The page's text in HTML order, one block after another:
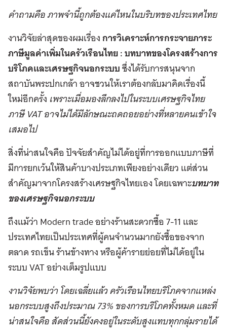
คำถามคือ ภาพจำนี้ถูกต้องแค่ไหนในบริบทของประเทศไทย
งานวิจัยล่าสุดของผมเรื่องการวิเคราะห์การกระจายภาระ
ภาษีมูลค่าเพิ่มในครัวเรือนไทย : บทบาทของโครงสร้างการ
บริโภคและเศรษฐกิจนอกระบบซึ่งได้รับการสนุนจาก
สถาบันพระปกเกล้า อาจชวนให้เราต้องกลับมาคิดเรื่องนี้
ใหม่อีกครั้ง เพราะเมื่อมองลึกลงไปในระบบเศรษฐกิจไทย
ภาษี VAT อาจไม่ได้มีลักษณะถดถอยอย่างที่หลายคนเข้าใจ
เสมอไป
สิ่งที่น่าสนใจคือ ปัจจัยสำคัญไม่ได้อยู่ที่การออกแบบภาษีที่
มีการยกเว้นให้สินค้าบางประเภทเพียงอย่างเดียว แต่ส่วน
สำคัญมาจากโครงสร้างเศรษฐกิจไทยเอง โดยเฉพาะบทบาท
ของเศรษฐกิจนอกระบบ
ถึงแม้ว่า Modern trade อย่างร้านสะดวกซื้อ 7-11 และ
ประเทศไทยเป็นประเทศที่ผู้คนจำนวนมากยังซื้อของจาก
ตลาด รถเข็น ร้านข้างทาง หรือผู้ค้ารายย่อยที่ไม่ได้อยู่ใน
ระบบ VAT อย่างเต็มรูปแบบ
งานวิจัยพบว่า โดยเฉลี่ยแล้ว ครัวเรือนไทยบริโภคจากแหล่ง
นอกระบบสูงถึงประมาณ 73% ของการบริโภคทั้งหมด และที่
น่าสนใจคือ สัดส่วนนี้ยังคงอยู่ในระดับสูงแทบทุกกลุ่มรายได้